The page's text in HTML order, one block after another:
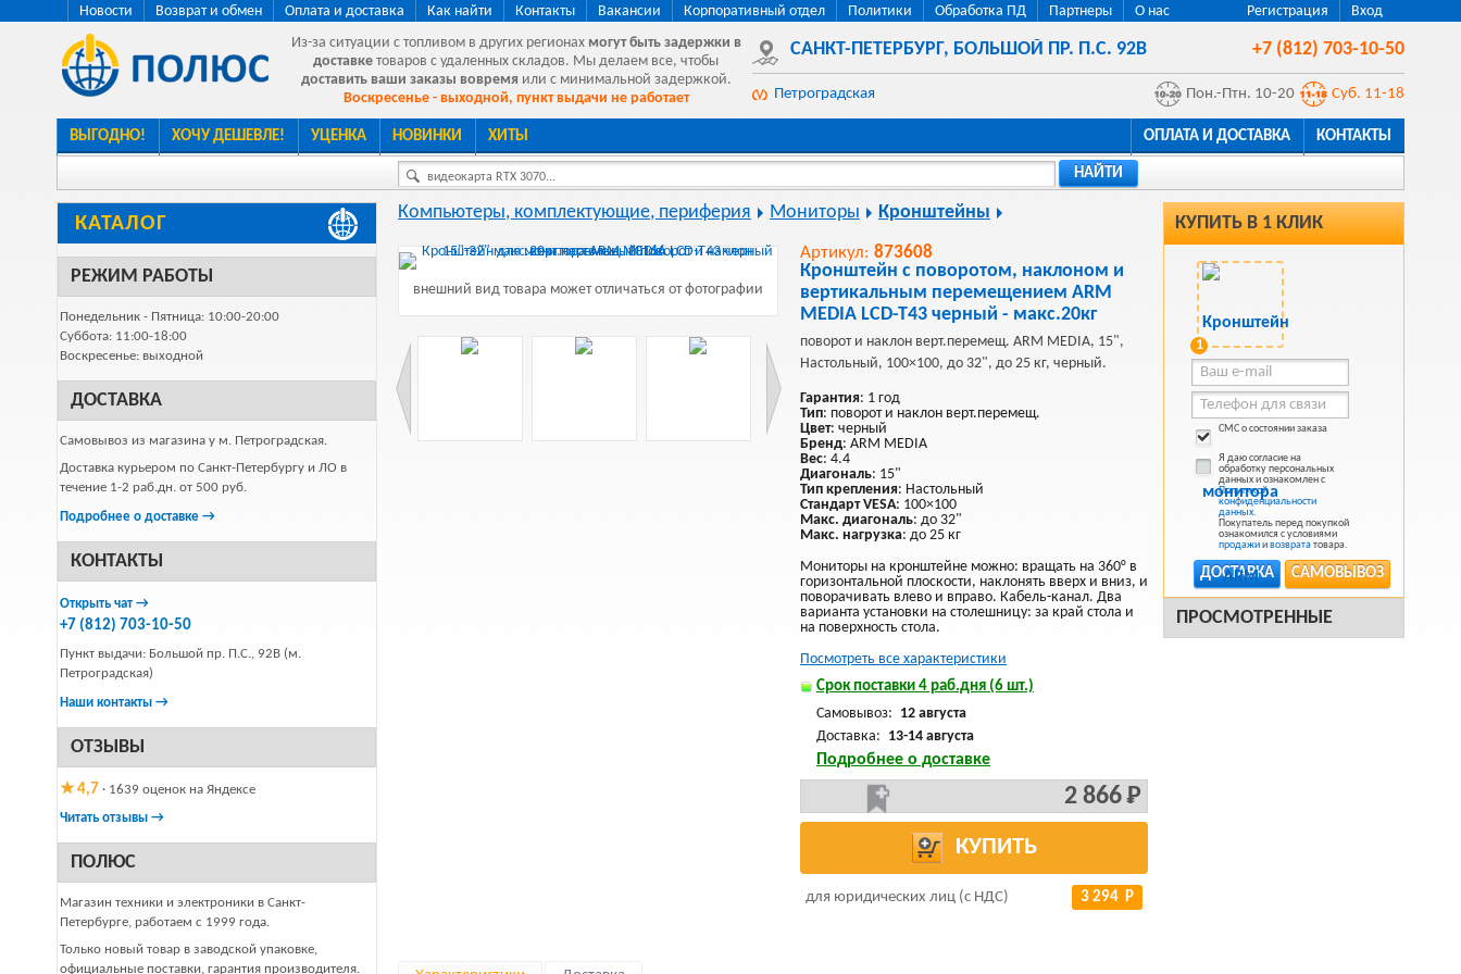
Регистрация Вход
Новости Возврат и обмен Оплата и доставка Как найти Контакты Вакансии Корпоративный отдел Политики Обработка ПД Партнеры
О нас
Из-за ситуации с топливом в других регионах могут быть задержки в
доставке товаров с удаленных складов. Мы делаем все, чтобы
доставить ваши заказы вовремя или с минимальной задержкой.
Воскресенье - выходной, пункт выдачи не работает
САНКТ-ПЕТЕРБУРГ, БОЛЬШОЙ ПР. П.С. 92В +7 (812) 703-10-50
Петроградская Пон.-Птн. 10-20 Суб. 11-18
ВЫГОДНО! ХОЧУ ДЕШЕВЛЕ! УЦЕНКА НОВИНКИ ХИТЫ ОПЛАТА И ДОСТАВКА КОНТАКТЫ
видеокарта RTX 3070... НАЙТИ
КАТАЛОГ
РЕЖИМ РАБОТЫ
Понедельник - Пятница: 10:00-20:00
Суббота: 11:00-18:00
Воскресенье: выходной
ДОСТАВКА
Самовывоз из магазина у м. Петроградская.
Доставка курьером по Санкт-Петербургу и ЛО в
течение 1-2 раб.дн. от 500 руб.
Подробнее о доставке →
КОНТАКТЫ
Открыть чат →
+7 (812) 703-10-50
Пункт выдачи: Большой пр. П.С., 92В (м.
Петроградская)
Наши контакты →
ОТЗЫВЫ
★ 4,7 · 1639 оценок на Яндексе
Читать отзывы →
ПОЛЮС
Магазин техники и электроники в Санкт-
Петербурге, работаем с 1999 года.
Только новый товар в заводской упаковке,
официальные поставки, гарантия производителя.
КУПИТЬ В 1 КЛИК
1
СМС о состоянии заказа
Я даю согласие на
обработку персональных
данных и ознакомлен с
Политикой
конфиденциальности
данных.
Покупатель перед покупкой
ознакомился с условиями
продажиивозврататовара.
САМОВЫВОЗ
ДОСТАВКА
ПРОСМОТРЕННЫЕ
Компьютеры, комплектующие, периферия Мониторы Кронштейны
внешний вид товара может отличаться от фотографии
Артикул: 873608
Кронштейн с поворотом, наклоном и
вертикальным перемещением ARM
MEDIA LCD-T43 черный - макс.20кг
поворот и наклон верт.перемещ. ARM MEDIA, 15",
Настольный, 100×100, до 32", до 25 кг, черный.
Гарантия: 1 год
Тип: поворот и наклон верт.перемещ.
Цвет: черный
Бренд: ARM MEDIA
Вес: 4.4
Диагональ: 15"
Тип крепления: Настольный
Стандарт VESA: 100×100
Макс. диагональ: до 32"
Макс. нагрузка: до 25 кг
Мониторы на кронштейне можно: вращать на 360° в
горизонтальной плоскости, наклонять вверх и вниз, и
поворачивать влево и вправо. Кабель-канал. Два
варианта установки на столешницу: за край стола и
на поверхность стола.
Посмотреть все характеристики
Срок поставки 4 раб.дня (6 шт.)
Самовывоз: 12 августа
Доставка: 13-14 августа
Подробнее о доставке
2 866 Р
КУПИТЬ
для юридических лиц (с НДС) 3 294 Р